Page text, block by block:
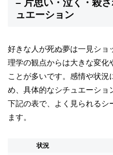
– 片思い・泣く・殺
ュエーション
好きな人が死ぬ夢は一見ショ
理学の観点からは大きな変化
ことが多いです。感情や状況
め、具体的なシチュエーショ
下記の表で、よく見られるシ
ます。
状況